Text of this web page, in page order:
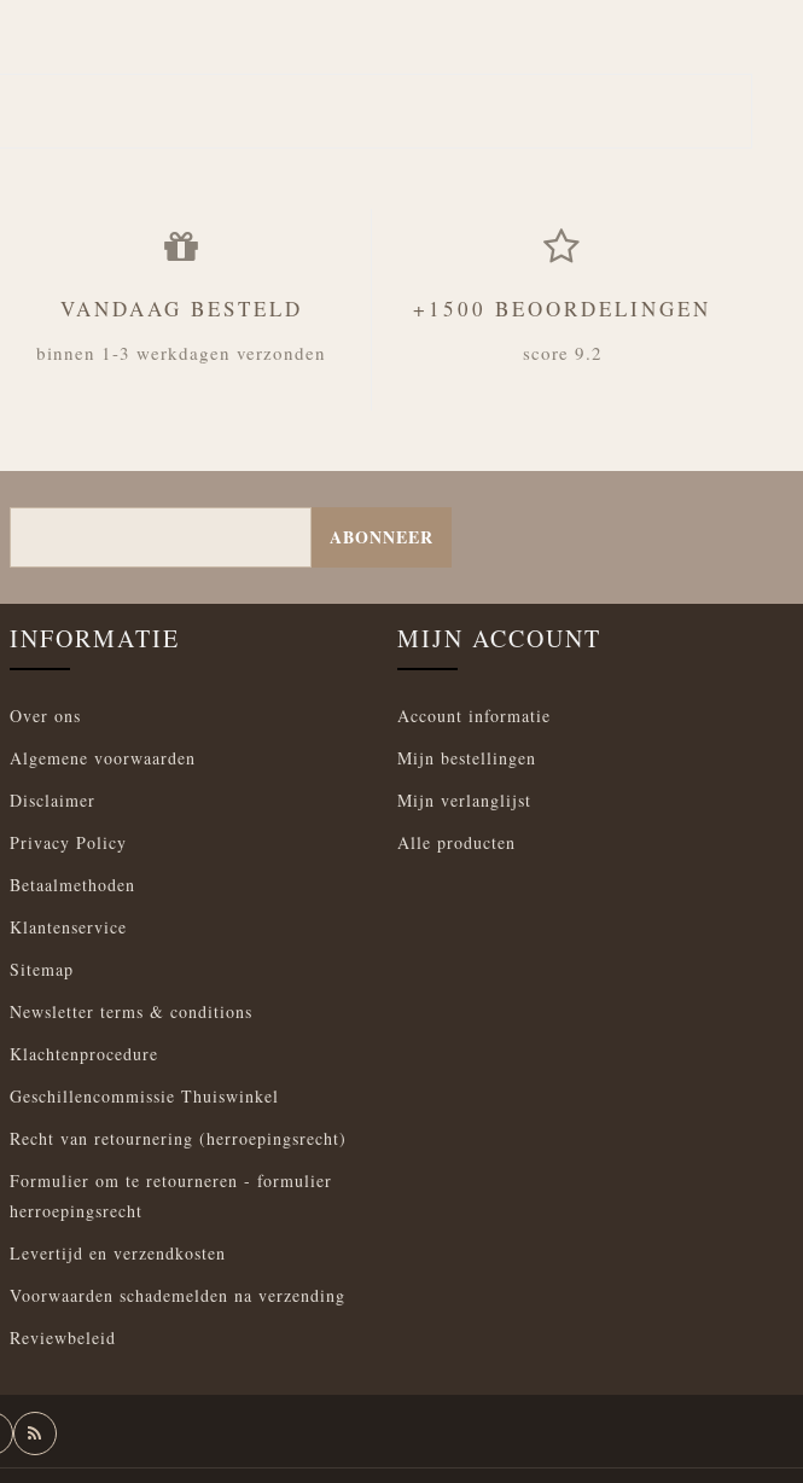
VANDAAG BESTELD
binnen 1-3 werkdagen verzonden
+1500 BEOORDELINGEN
score 9.2
ABONNEER
INFORMATIE
Over ons
Algemene voorwaarden
Disclaimer
Privacy Policy
Betaalmethoden
Klantenservice
Sitemap
Newsletter terms & conditions
Klachtenprocedure
Geschillencommissie Thuiswinkel
Recht van retournering (herroepingsrecht)
Formulier om te retourneren - formulier
herroepingsrecht
Levertijd en verzendkosten
Voorwaarden schademelden na verzending
Reviewbeleid
MIJN ACCOUNT
Account informatie
Mijn bestellingen
Mijn verlanglijst
Alle producten